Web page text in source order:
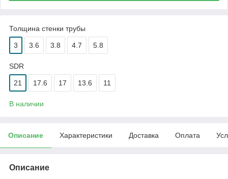
Толщина стенки трубы
3 3.6 3.8 4.7 5.8
SDR
21 17.6 17 13.6 11
В наличии
Описание Характеристики Доставка Оплата
Описание